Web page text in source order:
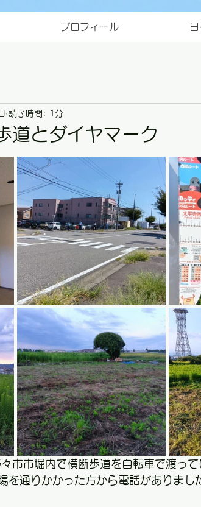
プロフィール
道とダイヤマーク
読了時間: 1分
います。
市市堀内で横断歩道を自転車で渡って
を通りかかった方から電話がありまし